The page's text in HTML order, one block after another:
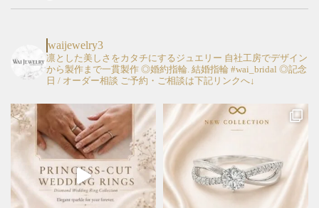
waijewelry3
凛とした美しさをカタチにするジュエリー 自社工房でデザイン
から製作まで一貫製作 ◎婚約指輪. 結婚指輪 #wai_bridal ◎記念
日 / オーダー相談 ご予約・ご相談は下記リンクへ↓